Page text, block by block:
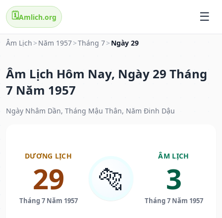
🗓️Amlich.org
Âm Lịch > Năm 1957>Tháng 7> Ngày 29
Âm Lịch Hôm Nay, Ngày 29 Tháng
7 Năm 1957
Ngày Nhâm Dần, Tháng Mậu Thân, Năm Đinh Dậu
DƯƠNG LỊCH
29
Tháng 7 Năm 1957
🐅
ÂM LỊCH
3
Tháng 7 Năm 1957